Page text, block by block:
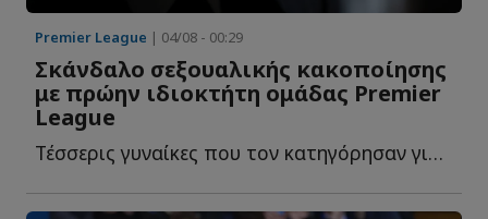
Premier League | 04/08 - 00:29
Σκάνδαλο σεξουαλικής κακοποίησης
με πρώην ιδιοκτήτη ομάδας Premier
League
Τέσσερις γυναίκες που τον κατηγόρησαν για σεξουαλική β...